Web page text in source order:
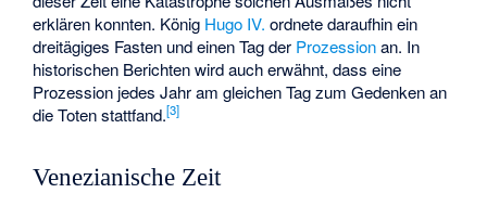
erklären konnten. König Hugo IV. ordnete daraufhin ein
dreitägiges Fasten und einen Tag der Prozessionan. In
historischen Berichten wird auch erwähnt, dass eine
Prozession jedes Jahr am gleichen Tag zum Gedenken an
die Toten stattfand.[3]
Venezianische Zeit